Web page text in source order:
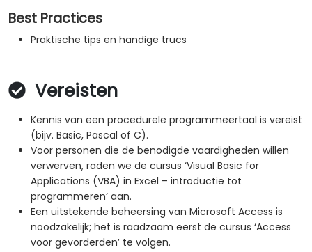
Best Practices
Praktische tips en handige trucs
Vereisten
Kennis van een procedurele programmeertaal is vereist
(bijv. Basic, Pascal of C).
Voor personen die de benodigde vaardigheden willen
verwerven, raden we de cursus ‘Visual Basic for
Applications (VBA) in Excel – introductie tot
programmeren’ aan.
Een uitstekende beheersing van Microsoft Access is
noodzakelijk; het is raadzaam eerst de cursus ‘Access
voor gevorderden’ te volgen.